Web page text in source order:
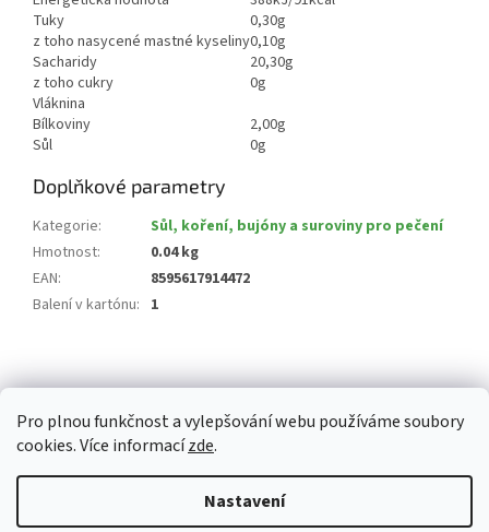
Pro plnou funkčnost a vylepšování webu používáme soubory
cookies. Více informacízde.
Nastavení
Tuky
0,30g
z toho nasycené mastné kyseliny0,10g
Sacharidy
20,30g
z toho cukry
0g
Vláknina
Bílkoviny
2,00g
Sůl
0g
Doplňkové parametry
Kategorie:
Sůl, koření, bujóny a suroviny pro pečení
Hmotnost:
0.04 kg
EAN:
8595617914472
Balení v kartónu: 1
á